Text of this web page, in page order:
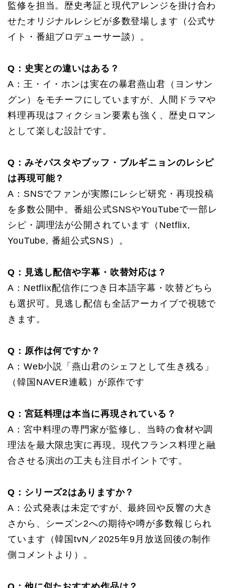
監修を担当。歴史考証と現代アレンジを掛け合わ
せたオリジナルレシピが多数登場します（公式サ
イト・番組プロデューサー談）。
Q：史実との違いはある？
A：王・イ・ホンは実在の暴君燕山君（ヨンサン
グン）をモチーフにしていますが、人間ドラマや
料理再現はフィクション要素も強く、歴史ロマン
として楽しむ設計です。
Q：みそパスタやブッフ・ブルギニョンのレシピ
は再現可能？
A：SNSでファンが実際にレシピ研究・再現投稿
を多数公開中。番組公式SNSやYouTubeで一部レ
シピ・調理法が公開されています（Netflix,
YouTube, 番組公式SNS）。
Q：見逃し配信や字幕・吹替対応は？
A：Netflix配信作につき日本語字幕・吹替どちら
も選択可。見逃し配信も全話アーカイブで視聴で
きます。
Q：原作は何ですか？
A：Web小説「燕山君のシェフとして生き残る」
（韓国NAVER連載）が原作です
Q：宮廷料理は本当に再現されている？
A：宮中料理の専門家が監修し、当時の食材や調
理法を最大限忠実に再現。現代フランス料理と融
合させる演出の工夫も注目ポイントです。
Q：シリーズ2はありますか？
A：公式発表は未定ですが、最終回や反響の大き
さから、シーズン2への期待や噂が多数報じられ
ています（韓国tvN／2025年9月放送回後の制作
側コメントより）。